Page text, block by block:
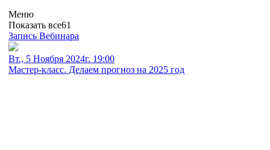
Меню
Показать все61
Запись Вебинара
Вт., 5 Ноября 2024г. 19:00
Мастер-класс. Делаем прогноз на 2025 год